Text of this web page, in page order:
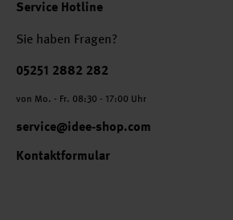
Service Hotline
Sie haben Fragen?
Telefonnummer
05251 2882 282
von Mo. - Fr. 08:30 - 17:00 Uhr
service@idee-shop.com
Kontaktformular